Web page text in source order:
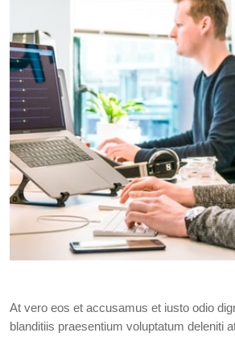
At vero eos et accusamus et iusto odio
blanditiis praesentium voluptatum deleniti